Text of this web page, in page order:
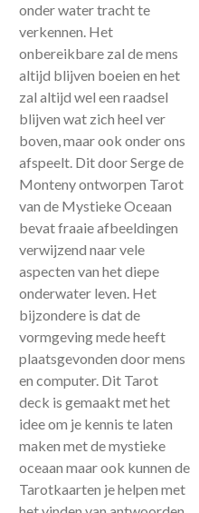
onder water tracht te
verkennen. Het
onbereikbare zal de mens
altijd blijven boeien en het
zal altijd wel een raadsel
blijven wat zich heel ver
boven, maar ook onder ons
afspeelt. Dit door Serge de
Monteny ontworpen Tarot
van de Mystieke Oceaan
bevat fraaie afbeeldingen
verwijzend naar vele
aspecten van het diepe
onderwater leven. Het
bijzondere is dat de
vormgeving mede heeft
plaatsgevonden door mens
en computer. Dit Tarot
deck is gemaakt met het
idee om je kennis te laten
maken met de mystieke
oceaan maar ook kunnen de
Tarotkaarten je helpen met